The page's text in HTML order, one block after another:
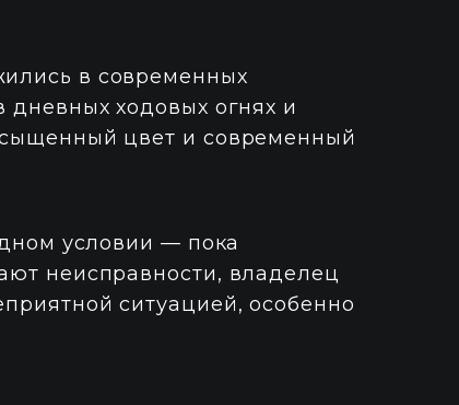
в современных
ходовых огнях и
цвет и современный
условии — пока
неисправности, владелец
ситуацией, особенно